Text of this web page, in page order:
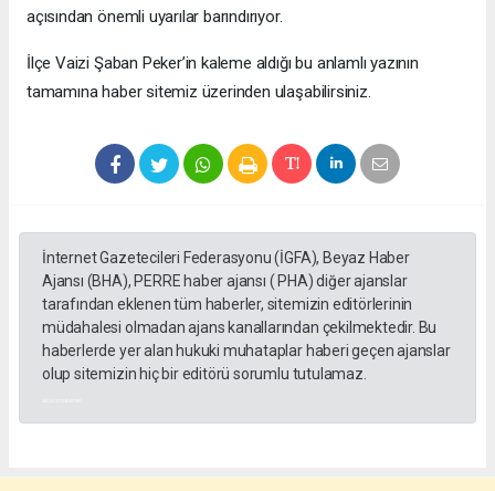
açısından önemli uyarılar barındırıyor.
​İlçe Vaizi Şaban Peker’in kaleme aldığı bu anlamlı yazının
tamamına haber sitemiz üzerinden ulaşabilirsiniz.
İnternet Gazetecileri Federasyonu (İGFA), Beyaz Haber
Ajansı (BHA), PERRE haber ajansı ( PHA) diğer ajanslar
tarafından eklenen tüm haberler, sitemizin editörlerinin
müdahalesi olmadan ajans kanallarından çekilmektedir. Bu
haberlerde yer alan hukuki muhataplar haberi geçen ajanslar
olup sitemizin hiç bir editörü sorumlu tutulamaz.